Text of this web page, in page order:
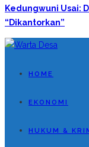
Kedungwuni Usai:
“Dikantorkan”
HOME
EKONOMI
HUKUM &